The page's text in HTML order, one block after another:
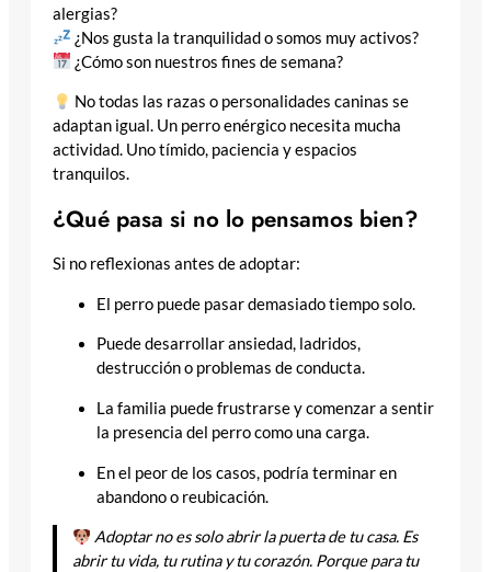
alergias?
¿Nos gusta la tranquilidad o somos muy activos?
¿Cómo son nuestros fines de semana?
No todas las razas o personalidades caninas se
adaptan igual. Un perro enérgico necesita mucha
actividad. Uno tímido, paciencia y espacios
tranquilos.
¿Qué pasa si no lo pensamos bien?
Si no reflexionas antes de adoptar:
El perro puede pasar demasiado tiempo solo.
Puede desarrollar ansiedad, ladridos,
destrucción o problemas de conducta.
La familia puede frustrarse y comenzar a sentir
la presencia del perro como una carga.
En el peor de los casos, podría terminar en
abandono o reubicación.
Adoptar no es solo abrir la puerta de tu casa. Es
abrir tu vida, tu rutina y tu corazón. Porque para tu